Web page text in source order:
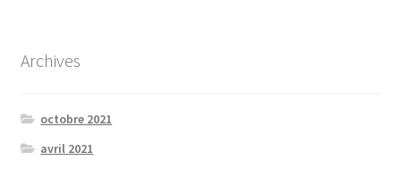
Archives
octobre 2021
avril 2021